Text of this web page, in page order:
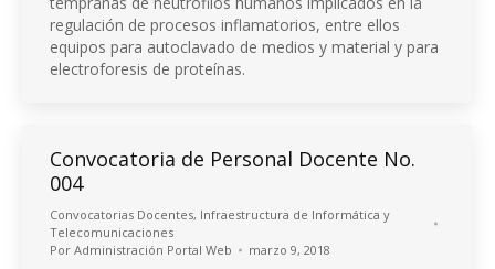
regulación de procesos inflamatorios, entre ellos
equipos para autoclavado de medios y material y para
electroforesis de proteínas.
Convocatoria de Personal Docente No.
004
Convocatorias Docentes, Infraestructura de Informática y
Telecomunicaciones
Por Administración Portal Web marzo 9, 2018